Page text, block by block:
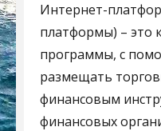
Интернет-
платформы) – это
программы, с
размещать
финансовым
финансовых